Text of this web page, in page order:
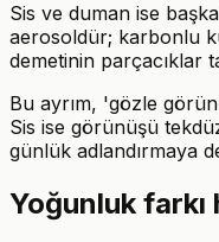
Sis ve duman ise
aerosoldür; karbonlu
demetinin parçacıklar
Bu ayrım, 'gözle
Sis ise görünüşü
günlük adlandırmaya
Yoğunluk farkı